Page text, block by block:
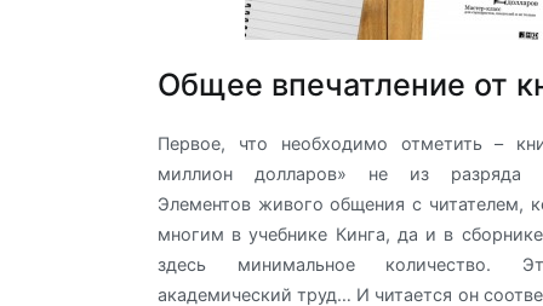
Общее впечатление от
Первое, что необходимо отметить –
миллион долларов» не из разряда
Элементов живого общения с читателем,
многим в учебнике Кинга, да и в
здесь минимальное количество.
академический труд… И читается он